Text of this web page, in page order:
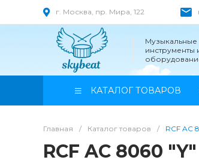
г. Москва, пр. Мира, 122
Музыкальные
инструменты
КАТАЛОГ ТОВАРОВ
Главная / Каталог товаров / RCF AC
RCF AC 8060